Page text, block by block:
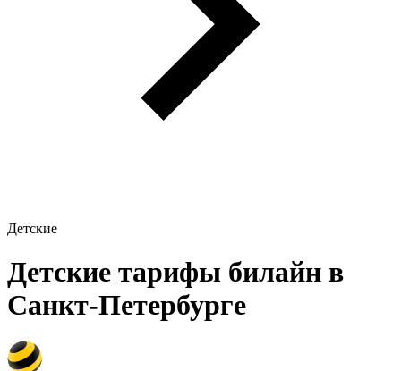
Детские
Детские тарифы билайн в
Санкт-Петербурге